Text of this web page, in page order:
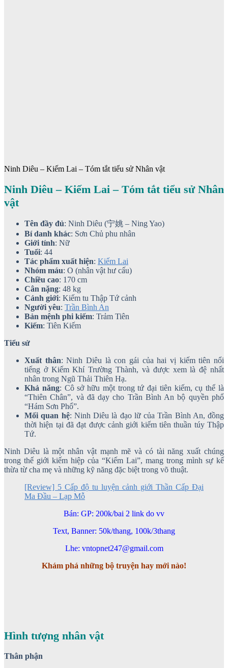
Ninh Diêu – Kiếm Lai – Tóm tắt tiểu sử Nhân vật
Ninh Diêu – Kiếm Lai – Tóm tắt tiểu sử Nhân
vật
Tên đầy đủ: Ninh Diêu (宁姚 – Ning Yao)
Bí danh khác: Sơn Chủ phu nhân
Giới tính: Nữ
Tuổi: 44
Tác phẩm xuất hiện: Kiếm Lai
Nhóm máu: O (nhân vật hư cấu)
Chiều cao: 170 cm
Cân nặng: 48 kg
Cảnh giới: Kiếm tu Thập Tứ cảnh
Người yêu: Trần Bình An
Bản mệnh phi kiếm: Trảm Tiên
Kiếm: Tiên Kiếm
Tiểu sử
Xuất thân: Ninh Diêu là con gái của hai vị kiếm tiên nổi
tiếng ở Kiếm Khí Trường Thành, và được xem là đệ nhất
nhân trong Ngũ Thải Thiên Hạ.
Khả năng: Cô sở hữu một trong tứ đại tiên kiếm, cụ thể là
“Thiên Chân”, và đã dạy cho Trần Bình An bộ quyền phổ
“Hám Sơn Phổ”.
Mối quan hệ: Ninh Diêu là đạo lữ của Trần Bình An, đồng
thời hiện tại đã đạt được cảnh giới kiếm tiên thuần túy Thập
Tứ.
Ninh Diêu là một nhân vật mạnh mẽ và có tài năng xuất chúng
trong thế giới kiếm hiệp của “Kiếm Lai”, mang trong mình sự kế
thừa từ cha mẹ và những kỹ năng đặc biệt trong võ thuật.
[Review] 5 Cấp độ tu luyện cảnh giới Thần Cấp Đại
Ma Đầu – Lạp Mỗ
Bán: GP: 200k/bai 2 link do vv
Text, Banner: 50k/thang, 100k/3thang
Lhe: vntopnet247@gmail.com
Khám phá những bộ truyện hay mới nào!
Hình tượng nhân vật
Thân phận